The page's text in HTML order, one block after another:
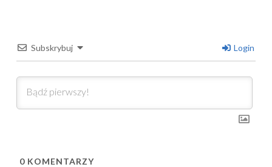
Subskrybuj Login
0 KOMENTARZY